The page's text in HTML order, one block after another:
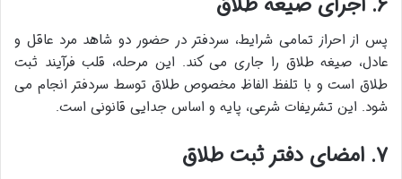
پس از احراز تمامی شرایط، سردفتر در حضور دو شاهد مرد عاقل و
عادل، صیغه طلاق را جاری می کند. این مرحله، قلب فرآیند ثبت
طلاق است و با تلفظ الفاظ مخصوص طلاق توسط سردفتر انجام می
شود. این تشریفات شرعی، پایه و اساس جدایی قانونی است.
۷. امضای دفتر ثبت طلاق